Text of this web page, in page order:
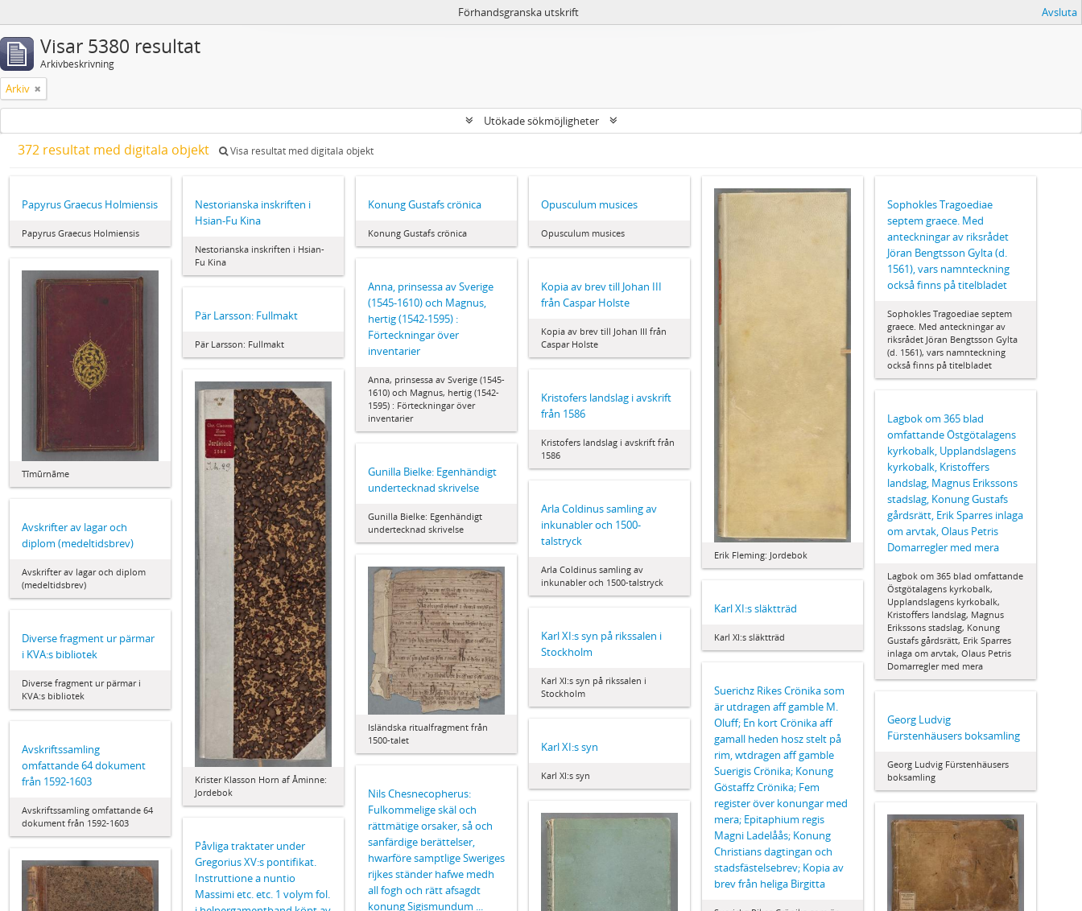
Förhandsgranska utskrift Avsluta
Visar 5380 resultat
Arkivbeskrivning
Arkiv
Utökade sökmöjligheter
372 resultat med digitala objekt Visa resultat med digitala objekt
Papyrus Graecus Holmiensis
Papyrus Graecus Holmiensis
Nestorianska inskriften i
Hsian-Fu Kina
Nestorianska inskriften i Hsian-
Fu Kina
Konung Gustafs crönica
Konung Gustafs crönica
Opusculum musices
Opusculum musices
Erik Fleming: Jordebok
Sophokles Tragoediae
septem graece. Med
anteckningar av riksrådet
Jöran Bengtsson Gylta (d.
1561), vars namnteckning
också finns på titelbladet
Sophokles Tragoediae septem
graece. Med anteckningar av
riksrådet Jöran Bengtsson Gylta
(d. 1561), vars namnteckning
också finns på titelbladet
Tīmūrnāme
Anna, prinsessa av Sverige
(1545-1610) och Magnus,
hertig (1542-1595) :
Förteckningar över
inventarier
Anna, prinsessa av Sverige (1545-
1610) och Magnus, hertig (1542-
1595) : Förteckningar över
inventarier
Kopia av brev till Johan III
från Caspar Holste
Kopia av brev till Johan III från
Caspar Holste
Pär Larsson: Fullmakt
Pär Larsson: Fullmakt
Krister Klasson Horn af Åminne:
Jordebok
Kristofers landslag i avskrift
från 1586
Kristofers landslag i avskrift från
1586
Lagbok om 365 blad
omfattande Östgötalagens
kyrkobalk, Upplandslagens
kyrkobalk, Kristoffers
landslag, Magnus Erikssons
stadslag, Konung Gustafs
gårdsrätt, Erik Sparres inlaga
om arvtak, Olaus Petris
Domarregler med mera
Lagbok om 365 blad omfattande
Östgötalagens kyrkobalk,
Upplandslagens kyrkobalk,
Kristoffers landslag, Magnus
Erikssons stadslag, Konung
Gustafs gårdsrätt, Erik Sparres
inlaga om arvtak, Olaus Petris
Domarregler med mera
Gunilla Bielke: Egenhändigt
undertecknad skrivelse
Gunilla Bielke: Egenhändigt
undertecknad skrivelse
Arla Coldinus samling av
inkunabler och 1500-
talstryck
Arla Coldinus samling av
inkunabler och 1500-talstryck
Avskrifter av lagar och
diplom (medeltidsbrev)
Avskrifter av lagar och diplom
(medeltidsbrev)
Isländska ritualfragment från
1500-talet
Karl XI:s släktträd
Karl XI:s släktträd
Karl XI:s syn på rikssalen i
Stockholm
Karl XI:s syn på rikssalen i
Stockholm
Diverse fragment ur pärmar
i KVA:s bibliotek
Diverse fragment ur pärmar i
KVA:s bibliotek
Suerichz Rikes Crönika som
är utdragen aff gamble M.
Oluff; En kort Crönika aff
gamall heden hosz stelt på
rim, wtdragen aff gamble
Suerigis Crönika; Konung
Göstaffz Crönika; Fem
register över konungar med
mera; Epitaphium regis
Magni Ladelåås; Konung
Christians dagtingan och
stadsfästelsebrev; Kopia av
brev från heliga Birgitta
Georg Ludvig
Fürstenhäusers boksamling
Georg Ludvig Fürstenhäusers
boksamling
Karl XI:s syn
Karl XI:s syn
Avskriftssamling
omfattande 64 dokument
från 1592-1603
Avskriftssamling omfattande 64
dokument från 1592-1603
Nils Chesnecopherus:
Fulkommelige skäl och
rättmätige orsaker, så och
sanfärdige berättelser,
hwarföre samptlige Sweriges
rijkes ständer hafwe medh
all fogh och rätt afsagdt
konung Sigismundum ...
Påvliga traktater under
Gregorius XV:s pontifikat.
Instruttione a nuntio
Massimi etc. etc. 1 volym fol.